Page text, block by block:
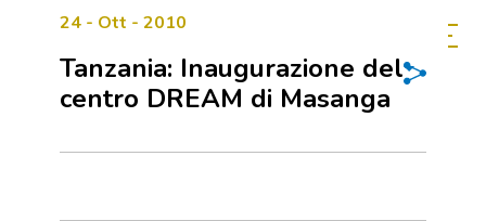
24 - Ott - 2010
Tanzania: Inaugurazione del
centro DREAM di Masanga